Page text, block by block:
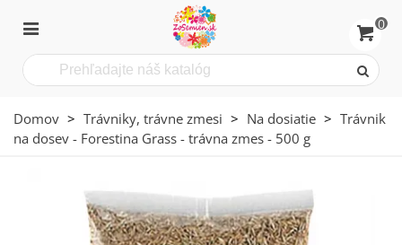
0
Domov > Trávniky, trávne zmesi > Na dosiatie > Trávnik
na dosev - Forestina Grass - trávna zmes - 500 g